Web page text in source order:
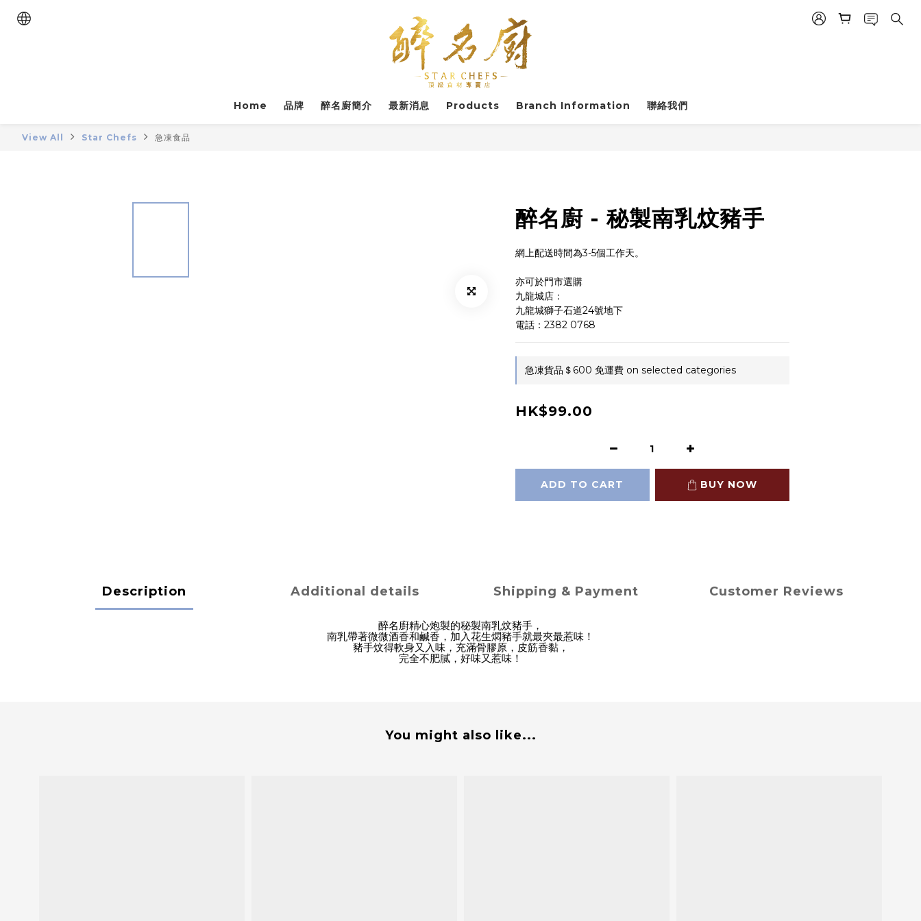
Home 品牌 醉名廚簡介 最新消息 Products Branch Information 聯絡我們
View All Star Chefs 急凍食品
醉名廚 - 秘製南乳炆豬手
網上配送時間為3-5個工作天。
亦可於門市選購
九龍城店：
九龍城獅子石道24號地下
電話：2382 0768
急凍貨品＄600 免運費 on selected categories
HK$99.00
ADD TO CART BUY NOW
Description Additional details Shipping & Payment Customer Reviews
醉名廚精心炮製的秘製南乳炆豬手，
南乳帶著微微酒香和鹹香，加入花生燜豬手就最夾最惹味！
豬手炆得軟身又入味，充滿骨膠原，皮筋香黏，
完全不肥膩，好味又惹味！
You might also like...